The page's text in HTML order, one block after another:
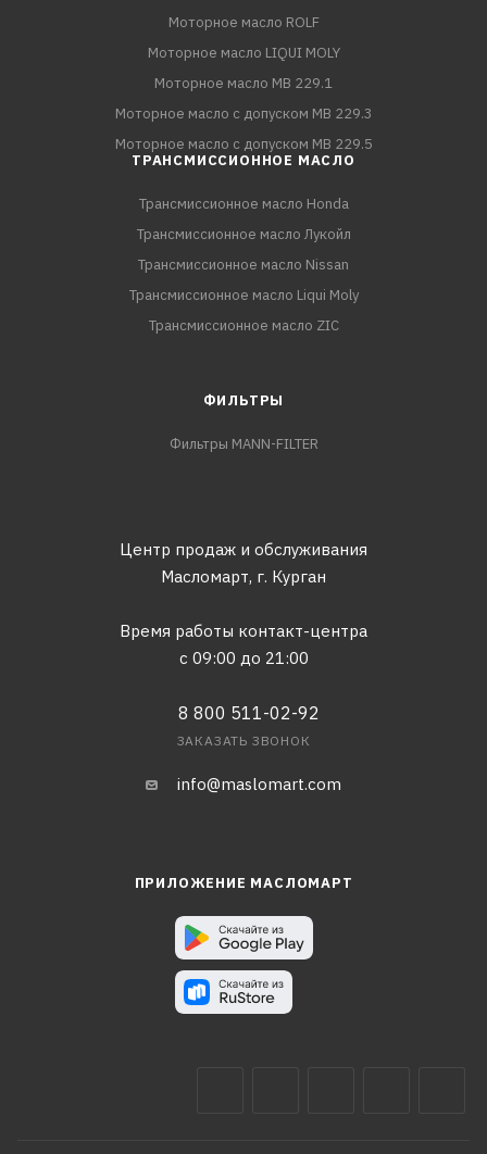
Моторное масло ROLF
Моторное масло LIQUI MOLY
Моторное масло MB 229.1
Моторное масло с допуском MB 229.3
Моторное масло с допуском MB 229.5
ТРАНСМИССИОННОЕ МАСЛО
Трансмиссионное масло Honda
Трансмиссионное масло Лукойл
Трансмиссионное масло Nissan
Трансмиссионное масло Liqui Moly
Трансмиссионное масло ZIC
ФИЛЬТРЫ
Фильтры MANN-FILTER
Центр продаж и обслуживания
Масломарт, г. Курган
Время работы контакт-центра
с 09:00 до 21:00
8 800 511-02-92
ЗАКАЗАТЬ ЗВОНОК
info@maslomart.com
ПРИЛОЖЕНИЕ МАСЛОМАРТ